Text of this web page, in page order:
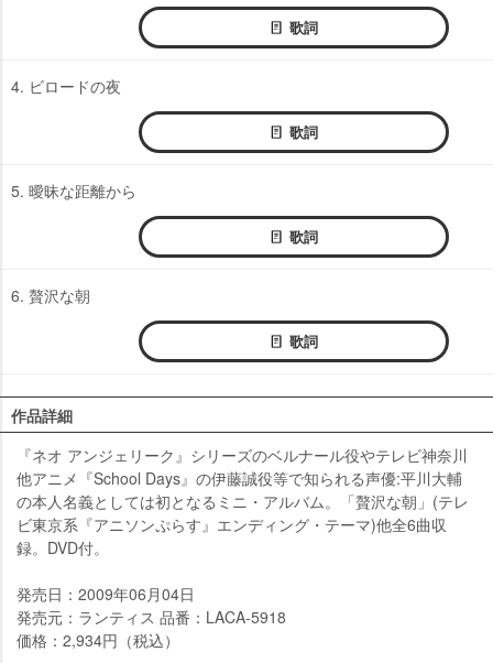
歌詞
4. ビロードの夜
歌詞
5. 曖昧な距離から
歌詞
6. 贅沢な朝
歌詞
作品詳細
『ネオ アンジェリーク』シリーズのベルナール役やテレビ神奈川
他アニメ『School Days』の伊藤誠役等で知られる声優:平川大輔
の本人名義としては初となるミニ・アルバム。「贅沢な朝」(テレ
ビ東京系『アニソンぷらす』エンディング・テーマ)他全6曲収
録。DVD付。
発売日：2009年06月04日
発売元：ランティス 品番：LACA-5918
価格：2,934円（税込）